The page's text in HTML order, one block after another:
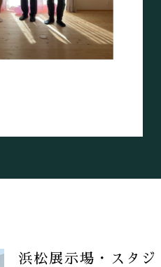
浜松展示場・スタジ